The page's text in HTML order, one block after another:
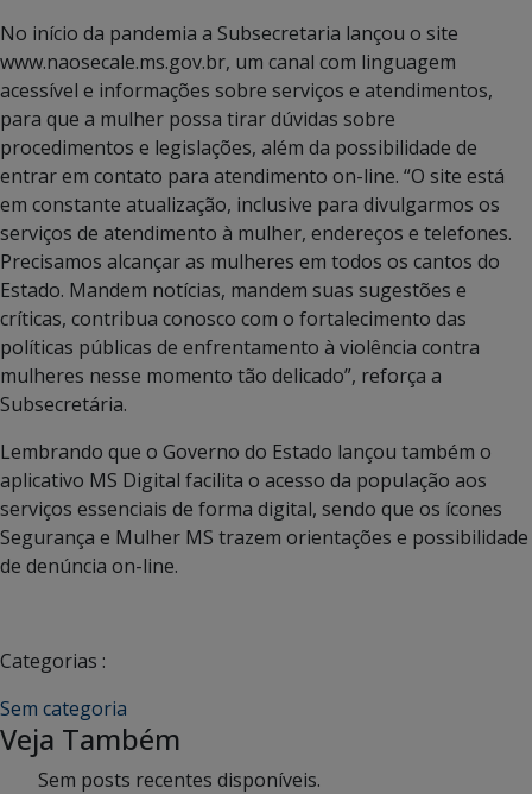
No início da pandemia a Subsecretaria lançou o site
www.naosecale.ms.gov.br, um canal com linguagem
acessível e informações sobre serviços e atendimentos,
para que a mulher possa tirar dúvidas sobre
procedimentos e legislações, além da possibilidade de
entrar em contato para atendimento on-line. “O site está
em constante atualização, inclusive para divulgarmos os
serviços de atendimento à mulher, endereços e telefones.
Precisamos alcançar as mulheres em todos os cantos do
Estado. Mandem notícias, mandem suas sugestões e
críticas, contribua conosco com o fortalecimento das
políticas públicas de enfrentamento à violência contra
mulheres nesse momento tão delicado”, reforça a
Subsecretária.
Lembrando que o Governo do Estado lançou também o
aplicativo MS Digital facilita o acesso da população aos
serviços essenciais de forma digital, sendo que os ícones
Segurança e Mulher MS trazem orientações e possibilidade
de denúncia on-line.
Categorias :
Sem categoria
Veja Também
Sem posts recentes disponíveis.